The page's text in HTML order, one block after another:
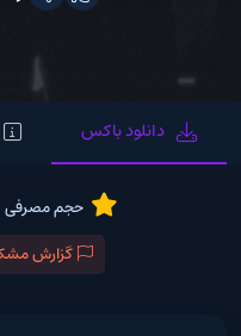
دانلود باکس
حجم مصرفی
گزارش